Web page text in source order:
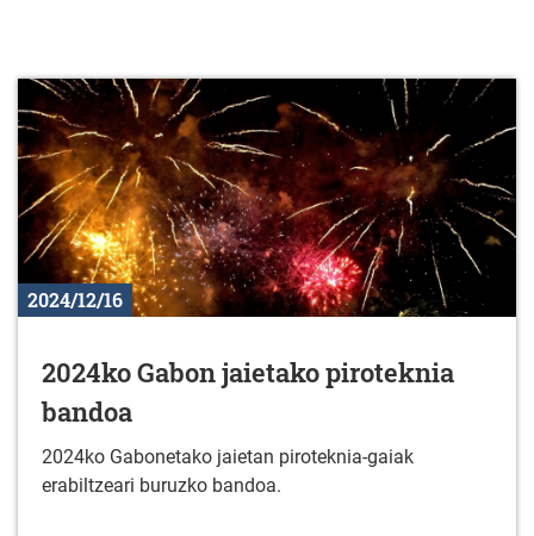
2024/12/16
2024ko Gabon jaietako piroteknia
bandoa
2024ko Gabonetako jaietan piroteknia-gaiak
erabiltzeari buruzko bandoa.